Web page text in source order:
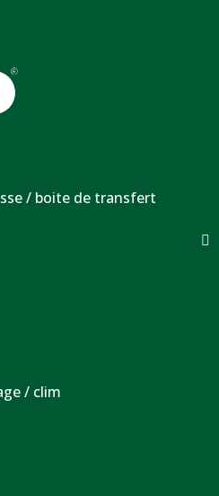
/ boite de transfert
/ clim